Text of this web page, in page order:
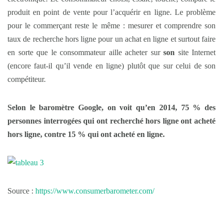
produit en point de vente pour l’acquérir en ligne. Le problème
pour le commerçant reste le même : mesurer et comprendre son
taux de recherche hors ligne pour un achat en ligne et surtout faire
en sorte que le consommateur aille acheter sur son site Internet
(encore faut-il qu’il vende en ligne) plutôt que sur celui de son
compétiteur.
Selon le baromètre Google, on voit qu’en 2014, 75 % des
personnes interrogées qui ont recherché hors ligne ont acheté
hors ligne, contre 15 % qui ont acheté en ligne.
Source : https://www.consumerbarometer.com/